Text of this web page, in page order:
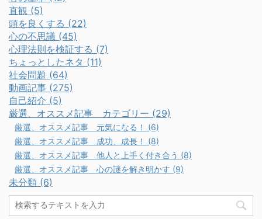
直観 (5)
頭を良くする (22)
心の不思議 (45)
心理法則を検証する (7)
ちょっとしたネタ (11)
社会問題 (64)
動画記事 (275)
自己紹介 (5)
厳選、オススメ記事 カテゴリー (29)
厳選、オススメ記事 元気になる！ (6)
厳選、オススメ記事 成功、成長！ (8)
厳選、オススメ記事 他人と上手く付き合う (8)
厳選、オススメ記事 心の謎を解き明かす (9)
未分類 (6)